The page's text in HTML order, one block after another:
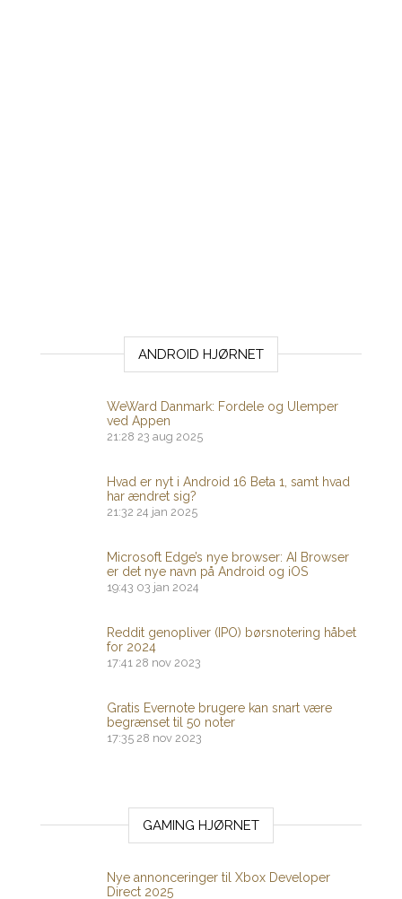
ANDROID HJØRNET
WeWard Danmark: Fordele og Ulemper
ved Appen
21:28 23 aug 2025
Hvad er nyt i Android 16 Beta 1, samt hvad
har ændret sig?
21:32 24 jan 2025
Microsoft Edge’s nye browser: AI Browser
er det nye navn på Android og iOS
19:43 03 jan 2024
Reddit genopliver (IPO) børsnotering håbet
for 2024
17:41 28 nov 2023
Gratis Evernote brugere kan snart være
begrænset til 50 noter
17:35 28 nov 2023
GAMING HJØRNET
Nye annonceringer til Xbox Developer
Direct 2025